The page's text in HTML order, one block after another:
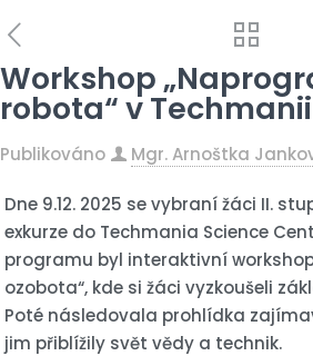
Workshop
robota“ v Techmanii
Publikováno Mgr. Arnoštka
Dne 9.12. 2025 se vybraní žáci II.
exkurze do Techmania Science
programu byl interaktivní
ozobota“, kde si žáci vyzkoušeli
Poté následovala prohlídka
jim přiblížily svět vědy a technik.